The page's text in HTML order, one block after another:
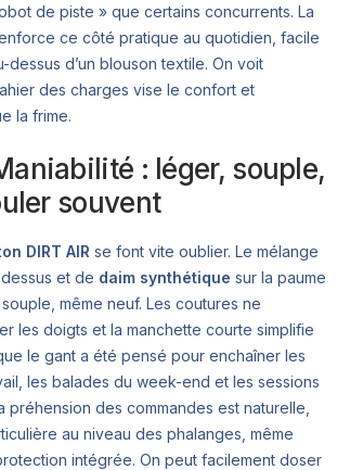
de piste » que certains concurrents. La
ce côté pratique au quotidien, facile
dessus d’un blouson textile. On voit
des charges vise le confort et
la frime.
: léger, souple,
souvent
DIRT AIR se font vite oublier. Le mélange
et de daim synthétique sur la paume
même neuf. Les coutures ne
les doigts et la manchette courte simplifie
le gant a été pensé pour enchaîner les
les balades du week-end et les sessions
des commandes est naturelle,
au niveau des phalanges, même
intégrée. On peut facilement doser